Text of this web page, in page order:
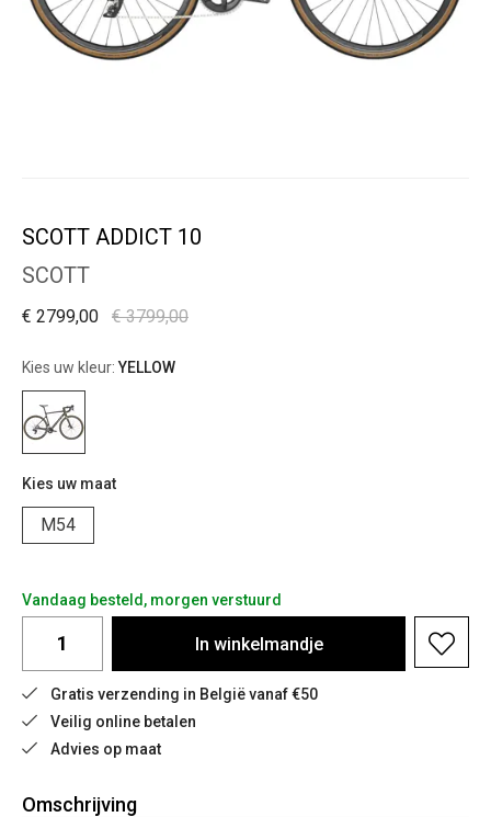
SCOTT ADDICT 10
SCOTT
€ 3799,00
€ 2799,00
Kies uw kleur:YELLOW
Kies uw maat
M54
Vandaag besteld, morgen verstuurd
In winkelmandje
Gratis verzending in België vanaf €50
Veilig online betalen
Advies op maat
Omschrijving